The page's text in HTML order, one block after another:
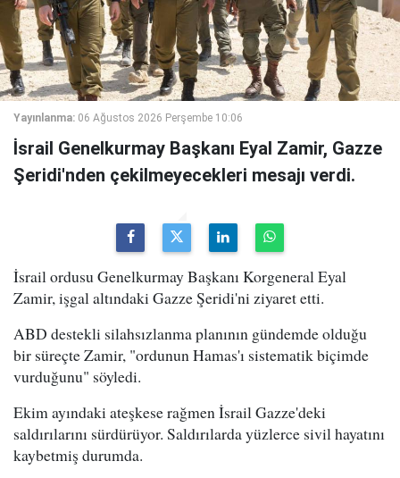
Yayınlanma: 06 Ağustos 2026 Perşembe 10:06
İsrail Genelkurmay Başkanı Eyal Zamir, Gazze
Şeridi'nden çekilmeyecekleri mesajı verdi.
İsrail ordusu Genelkurmay Başkanı Korgeneral Eyal
Zamir, işgal altındaki Gazze Şeridi'ni ziyaret etti.
ABD destekli silahsızlanma planının gündemde olduğu
bir süreçte Zamir, "ordunun Hamas'ı sistematik biçimde
vurduğunu" söyledi.
Ekim ayındaki ateşkese rağmen İsrail Gazze'deki
saldırılarını sürdürüyor. Saldırılarda yüzlerce sivil hayatını
kaybetmiş durumda.